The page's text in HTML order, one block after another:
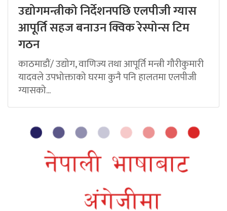
उद्योगमन्त्रीको निर्देशनपछि एलपीजी ग्यास
आपूर्ति सहज बनाउन क्विक रेस्पोन्स टिम
गठन
काठमाडौं/ उद्योग, वाणिज्य तथा आपूर्ति मन्त्री गौरीकुमारी
यादवले उपभोक्ताको घरमा कुनै पनि हालतमा एलपीजी
ग्यासको...